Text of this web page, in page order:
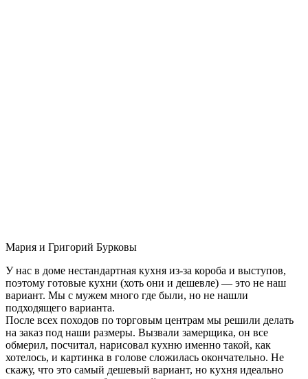
Мария и Григорий Бурковы
У нас в доме нестандартная кухня из-за короба и выступов,
поэтому готовые кухни (хоть они и дешевле) — это не наш
вариант. Мы с мужем много где были, но не нашли
подходящего варианта.
После всех походов по торговым центрам мы решили делать
на заказ под наши размеры. Вызвали замерщика, он все
обмерил, посчитал, нарисовал кухню именно такой, как
хотелось, и картинка в голове сложилась окончательно. Не
скажу, что это самый дешевый вариант, но кухня идеально